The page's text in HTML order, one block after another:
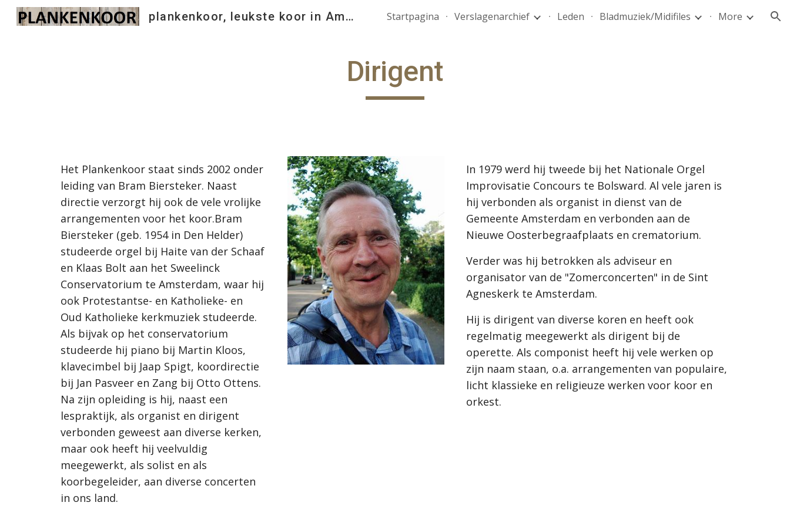
Skip to main content Skip to navigation
plankenkoor, leukste koor in Amsterdam Startpagina Verslagenarchief Leden Bladmuziek/Midifiles More
Dirigent
Het Plankenkoor staat sinds 2002 onder
leiding van Bram Biersteker. Naast
directie verzorgt hij ook de vele vrolijke
arrangementen voor het koor.Bram
Biersteker (geb. 1954 in Den Helder)
studeerde orgel bij Haite van der Schaaf
en Klaas Bolt aan het Sweelinck
Conservatorium te Amsterdam, waar hij
ook Protestantse- en Katholieke- en
Oud Katholieke kerkmuziek studeerde.
Als bijvak op het conservatorium
studeerde hij piano bij Martin Kloos,
klavecimbel bij Jaap Spigt, koordirectie
bij Jan Pasveer en Zang bij Otto Ottens.
Na zijn opleiding is hij, naast een
lespraktijk, als organist en dirigent
verbonden geweest aan diverse kerken,
maar ook heeft hij veelvuldig
meegewerkt, als solist en als
koorbegeleider, aan diverse concerten
in ons land.
In 1979 werd hij tweede bij het Nationale Orgel
Improvisatie Concours te Bolsward. Al vele jaren is
hij verbonden als organist in dienst van de
Gemeente Amsterdam en verbonden aan de
Nieuwe Oosterbegraafplaats en crematorium.
Verder was hij betrokken als adviseur en
organisator van de "Zomerconcerten" in de Sint
Agneskerk te Amsterdam.
Hij is dirigent van diverse koren en heeft ook
regelmatig meegewerkt als dirigent bij de
operette. Als componist heeft hij vele werken op
zijn naam staan, o.a. arrangementen van populaire,
licht klassieke en religieuze werken voor koor en
orkest.